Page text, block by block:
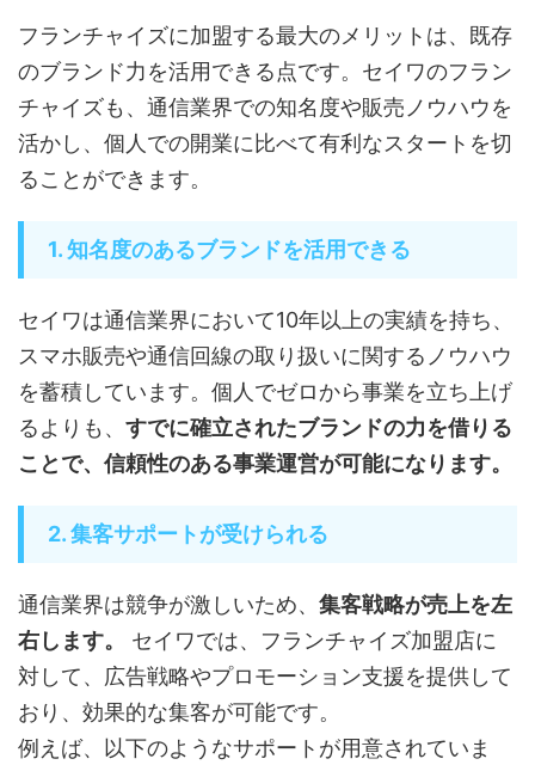
フランチャイズに加盟する最大のメリットは、既存
のブランド力を活用できる点です。セイワのフラン
チャイズも、通信業界での知名度や販売ノウハウを
活かし、個人での開業に比べて有利なスタートを切
ることができます。
1. 知名度のあるブランドを活用できる
セイワは通信業界において10年以上の実績を持ち、
スマホ販売や通信回線の取り扱いに関するノウハウ
を蓄積しています。個人でゼロから事業を立ち上げ
るよりも、 すでに確立されたブランドの力を借りる
ことで、信頼性のある事業運営が可能になります。
2. 集客サポートが受けられる
通信業界は競争が激しいため、 集客戦略が売上を左
右します。
セイワでは、フランチャイズ加盟店に
対して、広告戦略やプロモーション支援を提供して
おり、効果的な集客が可能です。
例えば、以下のようなサポートが用意されていま